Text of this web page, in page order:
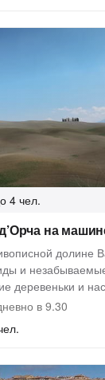
4 чел.
на
долине
и
деревеньки и
в 9.30